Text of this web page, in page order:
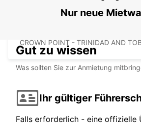
TOBAGO (INSEL) ANR
CROWN POINT - TRINIDAD AND
Nur neue
Gut zu wissen
Was sollten Sie zur Anmietung
Ihr gültiger
Falls erforderlich - eine offizielle